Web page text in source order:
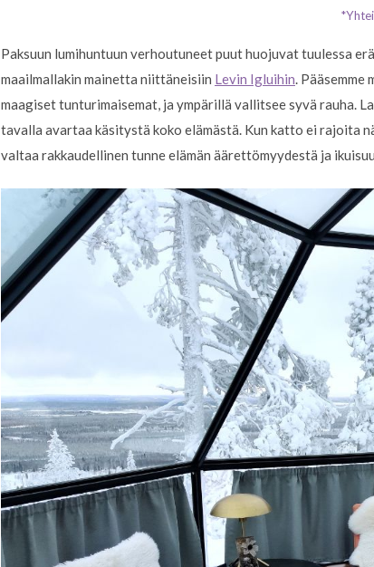
Paksuun lumihuntuun verhoutuneet puut huojuvat tuulessa
maailmallakin mainetta niittäneisiin Levin Igluihin. Pääsemme
maagiset tunturimaisemat, ja ympärillä vallitsee syvä rauha.
tavalla avartaa käsitystä koko elämästä. Kun katto ei rajoita
valtaa rakkaudellinen tunne elämän äärettömyydestä ja